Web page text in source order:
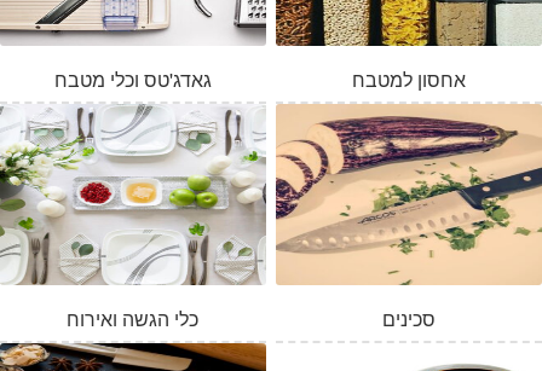
גאדג'טס וכלי מטבח אחסון למטבח
כלי הגשה ואירוח סכינים